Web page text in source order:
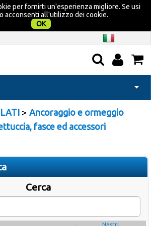
per fornirti un'esperienza migliore. Se usi
acconsenti all'utilizzo dei cookie.
OK
Ancoraggio e ormeggio
fasce ed accessori
Cerca
Nastri,